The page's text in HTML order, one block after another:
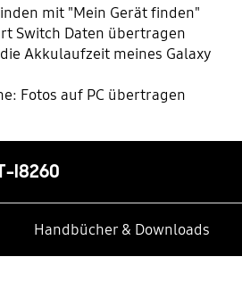
mit "Mein Gerät finden"
Switch Daten übertragen
Akkulaufzeit meines Galaxy
Fotos auf PC übertragen
I8260
Handbücher & Downloads